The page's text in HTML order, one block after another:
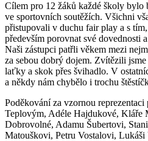
Cílem pro 12 žáků každé školy bylo
ve sportovních soutěžích. Všichni
přistupovali v duchu fair play a s
především porovnat své dovednosti
Naši zástupci patřli věkem mezi
za sebou dobrý dojem. Zvítězili
laťky a skok přes švihadlo. V
a někdy nám chybělo i trochu
Poděkování za vzornou reprezentaci
Teplovým, Adéle Hajdukové, Kláře
Dobrovolné, Adamu Šubertovi,
Matouškovi, Petru Vostalovi,